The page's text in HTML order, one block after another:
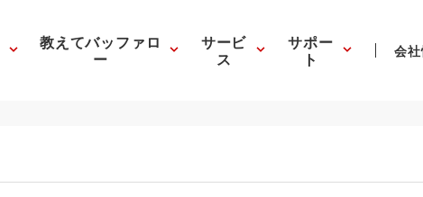
教えてバッファロ
ー
サービ
ス
サポー
ト 会